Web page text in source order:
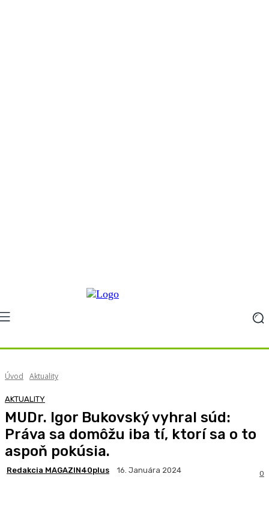
Úvod Aktuality
AKTUALITY
MUDr. Igor Bukovský vyhral súd:
Práva sa domôžu iba tí, ktorí sa o to
aspoň pokúsia.
Redakcia MAGAZIN40plus 16. Januára 2024 0